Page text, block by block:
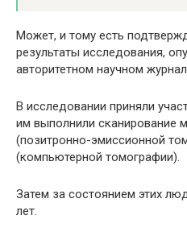
Может, и тому есть
результаты исследования,
авторитетном научном
В исследовании приняли
им выполнили сканирование
(позитронно-эмиссионной
(компьютерной томографии).
Затем за состоянием этих
лет.